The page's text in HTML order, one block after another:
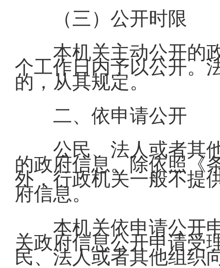
（三）公开时限
本机关主动公开的
个工作日内予以公开。
的，从其规定。
二、依申请公开
公民、法人或者其
的政府信息。除依照《
外，行政机关一般不提
府信息。
本机关依申请公开
关政府信息公开申请受
民、法人或者其他组织